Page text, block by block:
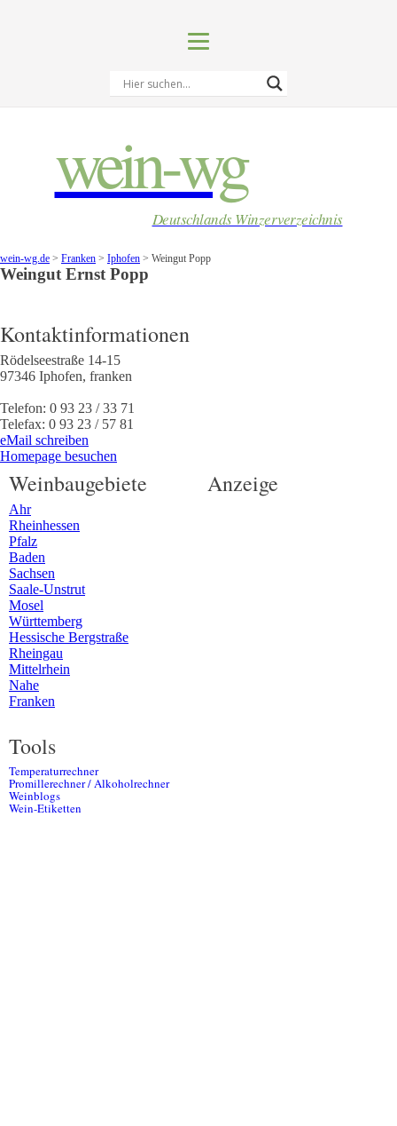
wein-wg
Deutschlands Winzerverzeichnis
wein-wg.de > Franken > Iphofen > Weingut Popp
Weingut Ernst Popp
Kontaktinformationen
Rödelseestraße 14-15
97346 Iphofen, franken
Telefon: 0 93 23 / 33 71
Telefax: 0 93 23 / 57 81
eMail schreiben
Homepage besuchen
Weinbaugebiete
Ahr
Rheinhessen
Pfalz
Baden
Sachsen
Saale-Unstrut
Mosel
Württemberg
Hessische Bergstraße
Rheingau
Mittelrhein
Nahe
Franken
Tools
Temperaturrechner
Promillerechner / Alkoholrechner
Weinblogs
Wein-Etiketten
Anzeige